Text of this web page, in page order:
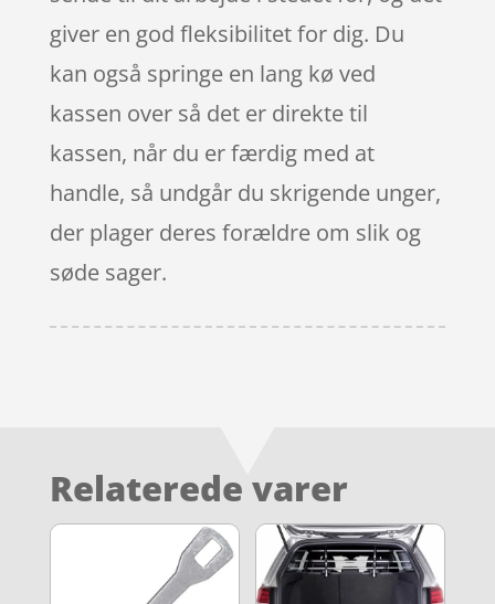
giver en god fleksibilitet for dig. Du
kan også springe en lang kø ved
kassen over så det er direkte til
kassen, når du er færdig med at
handle, så undgår du skrigende unger,
der plager deres forældre om slik og
søde sager.
Relaterede varer